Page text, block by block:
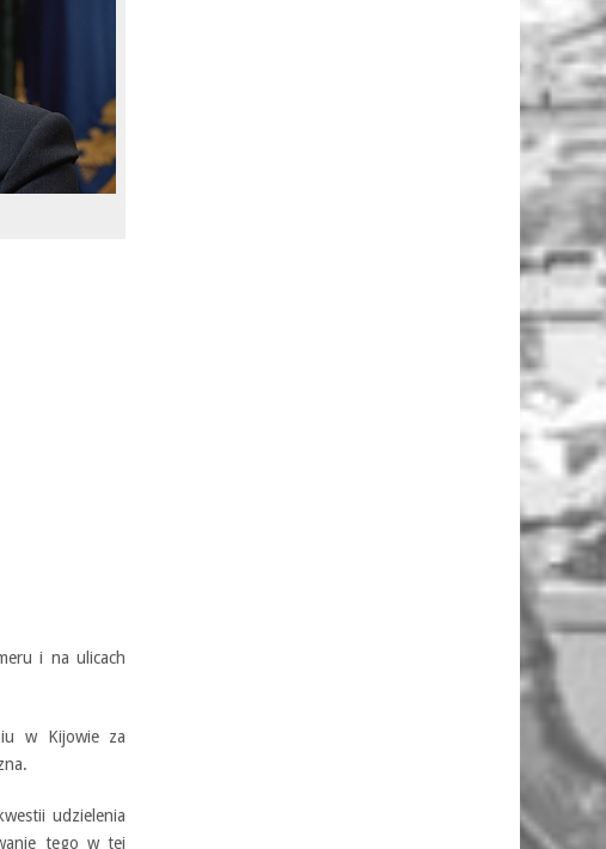
i na ulicach
w Kijowie za
udzielenia
tego w tej